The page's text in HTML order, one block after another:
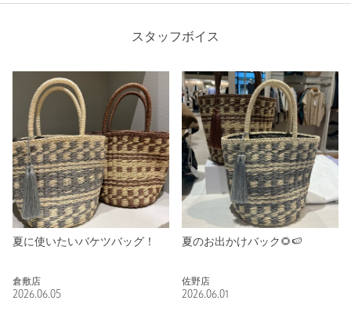
スタッフボイス
夏に使いたいバケツバッグ！
倉敷店
2026.06.05
夏のお出かけバック🌻🍉
佐野店
2026.06.01